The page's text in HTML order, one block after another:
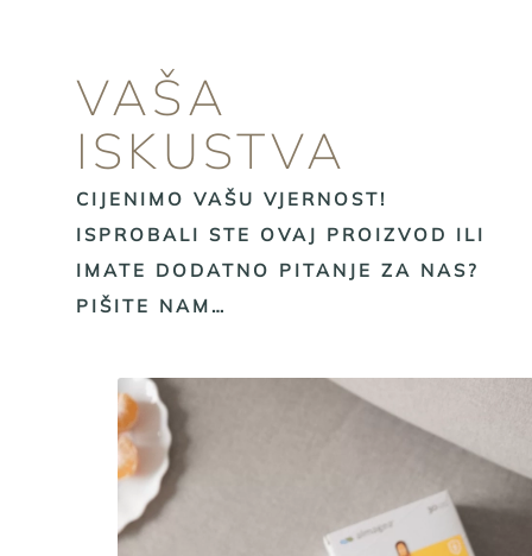
VAŠA
ISKUSTVA
CIJENIMO VAŠU VJERNOST!
ISPROBALI STE OVAJ PROIZVOD ILI
IMATE DODATNO PITANJE ZA NAS?
PIŠITE NAM…